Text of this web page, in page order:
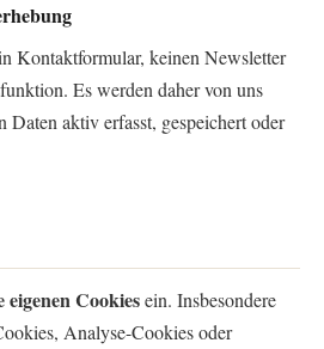
Kontaktformular, keinen Newsletter
Es werden daher von uns
Daten aktiv erfasst, gespeichert oder
eigenen Cookiesein. Insbesondere
Analyse-Cookies oder